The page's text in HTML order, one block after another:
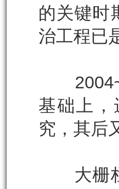
的关键时
治工程已
基础上
究，其后
大栅栏